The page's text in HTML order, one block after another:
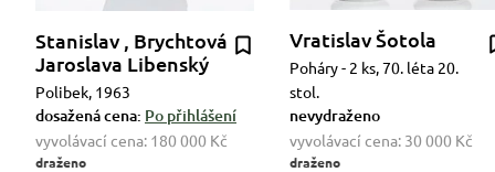
Stanislav , Brychtová
Jaroslava Libenský
Polibek, 1963
dosažená cena: Po přihlášení
vyvolávací cena: 180 000 Kč
draženo
Vratislav Šotola
Poháry - 2 ks, 70. léta 20.
stol.
nevydraženo
vyvolávací cena: 30 000 Kč
draženo